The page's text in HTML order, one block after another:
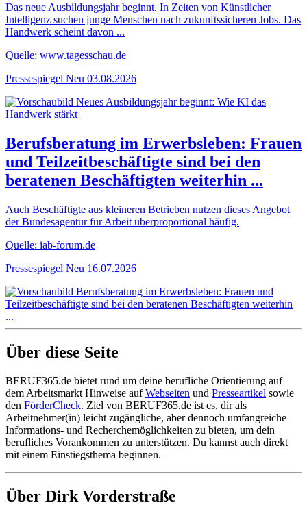
Das neue Ausbildungsjahr beginnt. In Zeiten von Künstlicher
Intelligenz suchen junge Menschen nach zukunftssicheren Jobs. Das
Handwerk scheint davon ...
Quelle: www.tagesschau.de
Pressespiegel Neu 03.08.2026
Berufsberatung im Erwerbsleben: Frauen
und Teilzeitbeschäftigte sind bei den
beratenen Beschäftigten weiterhin ...
Auch Beschäftigte aus kleineren Betrieben nutzen dieses Angebot
der Bundesagentur für Arbeit überproportional häufig.
Quelle: iab-forum.de
Pressespiegel Neu 16.07.2026
Über diese Seite
BERUF365.de bietet rund um deine berufliche Orientierung auf
dem Arbeitsmarkt Hinweise aufWebseiten und Presseartikel sowie
den FörderCheck. Ziel von BERUF365.de ist es, dir als
Arbeitnehmer(in) leicht zugängliche, aber dennoch umfangreiche
Informations- und Recherchemöglichkeiten zu bieten, um dein
berufliches Vorankommen zu unterstützen. Du kannst auch direkt
mit einem Einstiegsthema beginnen.
Über Dirk Vorderstraße